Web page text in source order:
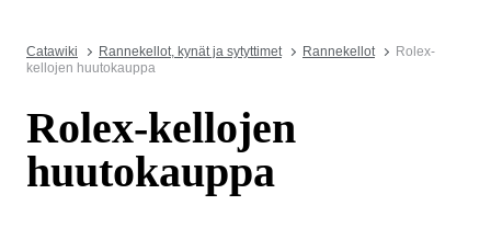
Catawiki Rannekellot, kynät ja sytyttimet Rannekellot
Rolex-
kellojen huutokauppa
Rolex-kellojen
huutokauppa